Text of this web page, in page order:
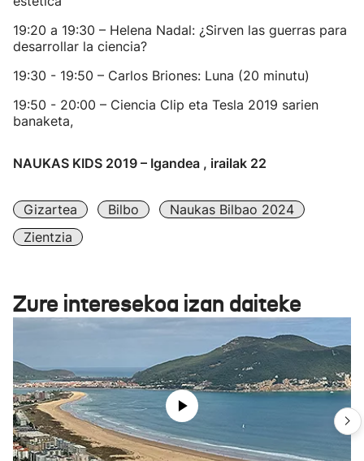
19:20 a 19:30 – Helena Nadal: ¿Sirven las guerras para
desarrollar la ciencia?
19:30 - 19:50 – Carlos Briones: Luna (20 minutu)
19:50 - 20:00 – Ciencia Clip eta Tesla 2019 sarien
banaketa,
NAUKAS KIDS 2019 – Igandea , irailak 22
Gizartea Bilbo
Naukas Bilbao 2024
Zientzia
Zure interesekoa izan daiteke